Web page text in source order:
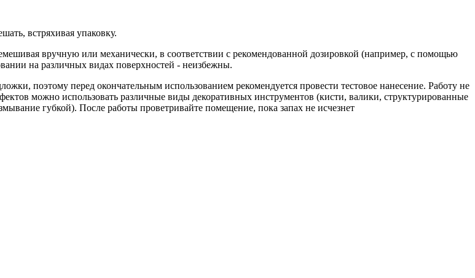
встряхивая упаковку.
вручную или механически, в соответствии с рекомендованной дозировкой (например, с помощью
на различных видах поверхностей - неизбежны.
поэтому перед окончательным использованием рекомендуется провести тестовое нанесение. Работу не
можно использовать различные виды декоративных инструментов (кисти, валики, структурированные
губкой). После работы проветривайте помещение, пока запах не исчезнет